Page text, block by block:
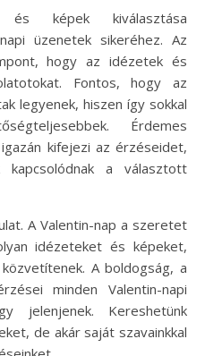
képek kiválasztása
üzenetek sikeréhez. Az
hogy az idézetek és
Fontos, hogy az
legyenek, hiszen így sokkal
Érdemes
kifejezi az érzéseidet,
a választott
A Valentin-nap a szeretet
idézeteket és képeket,
A boldogság, a
minden Valentin-napi
jelenjenek. Kereshetünk
de akár saját szavainkkal